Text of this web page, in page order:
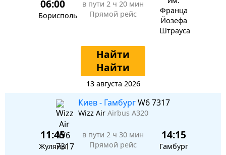
06:00
Борисполь
в пути 2 ч 20 мин
Прямой рейс
Франца
Йозефа
Штрауса
Найти
Найти
13 августа 2026
Киев - ГамбургW6 7317
Wizz Air Airbus A320
11:45
Жуляны
в пути 2 ч 30 мин
Прямой рейс
14:15
Гамбург